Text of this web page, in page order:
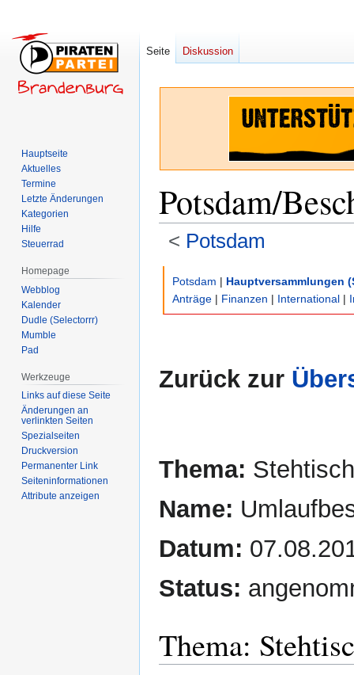
Potsdam/
< Potsdam
springen
springen
Potsdam | Hauptversammlungen
Anträge | Finanzen | International |
Zurück zur
Thema:
Name:
Datum:
Status:
Thema:
Seite Diskussion
Hauptseite
Aktuelles
Termine
Letzte Änderungen
Kategorien
Hilfe
Steuerrad
Homepage
Webblog
Kalender
Dudle (Selectorrr)
Mumble
Pad
Werkzeuge
Links auf diese Seite
Änderungen an
verlinkten Seiten
Spezialseiten
Druckversion
Permanenter Link
Seiten­­informationen
Attribute anzeigen